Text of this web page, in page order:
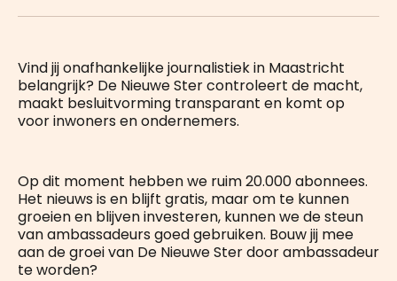
WhatsApp
Facebook
LinkedIn
X
E-
Vind jij onafhankelijke journalistiek in Maastricht
belangrijk? De Nieuwe Ster controleert de macht,
maakt besluitvorming transparant en komt op
voor inwoners en ondernemers.
Op dit moment hebben we ruim 20.000 abonnees.
Het nieuws is en blijft gratis, maar om te kunnen
groeien en blijven investeren, kunnen we de steun
van ambassadeurs goed gebruiken. Bouw jij mee
aan de groei van De Nieuwe Ster door ambassadeur
te worden?